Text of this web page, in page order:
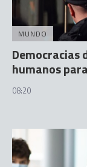
MUNDO
Democracias
humanos
08:20